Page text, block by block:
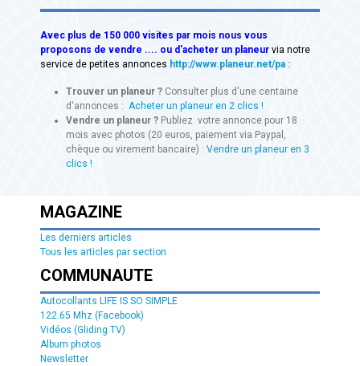
Avec plus de 150 000 visites par mois nous vous
proposons de vendre .... ou d'acheter un planeur via notre
service de petites annonces http://www.planeur.net/pa :
Trouver un planeur ? Consulter plus d'une centaine
d'annonces : Acheter un planeur en 2 clics !
Vendre un planeur ? Publiez votre annonce pour 18
mois avec photos (20 euros, paiement via Paypal,
chèque ou virement bancaire) : Vendre un planeur en 3
clics !
MAGAZINE
Les derniers articles
Tous les articles par section
COMMUNAUTE
Autocollants LIFE IS SO SIMPLE
122.65 Mhz (Facebook)
Vidéos (Gliding TV)
Album photos
Newsletter